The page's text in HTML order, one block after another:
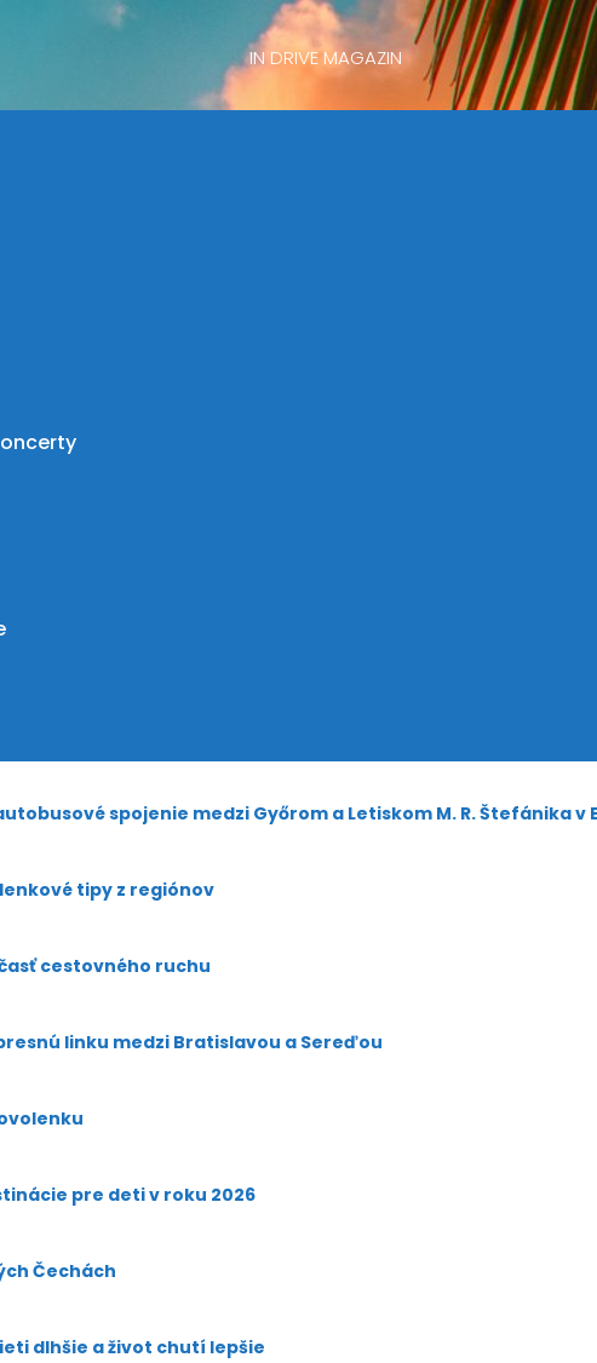
IN DRIVE MAGAZIN
spojenie medzi Győrom a Letiskom M. R. Štefánika v
tipy z regiónov
cestovného ruchu
linku medzi Bratislavou a Sereďou
pre deti v roku 2026
Čechách
dlhšie a život chutí lepšie